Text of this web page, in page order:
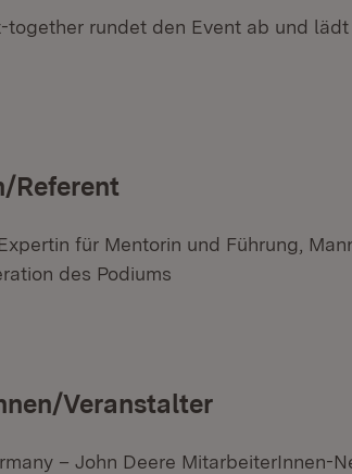
together rundet den Event ab und
Referent
für Mentorin und Führung,
des Podiums
Veranstalter
– John Deere MitarbeiterInnen-